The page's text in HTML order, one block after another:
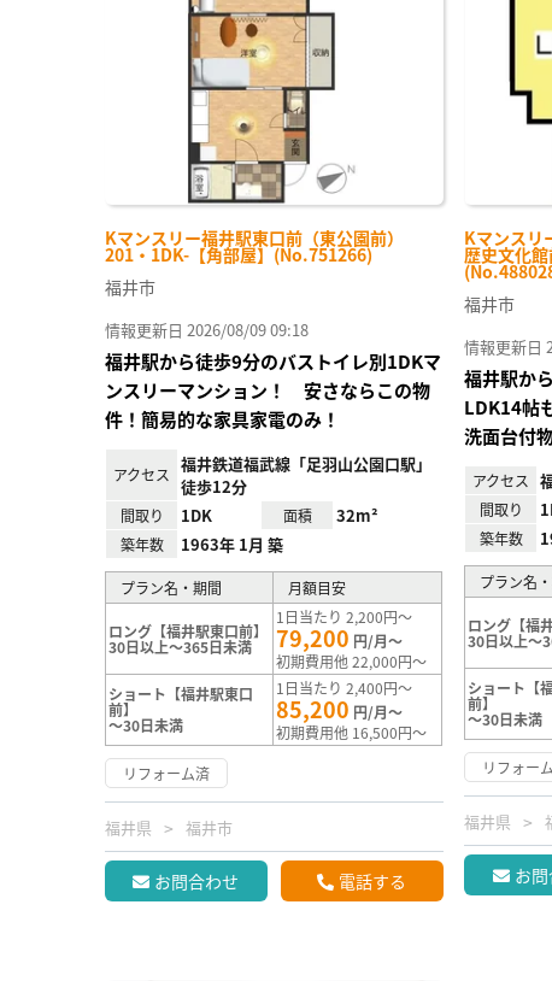
Kマンスリー福井駅東口前（東公園前）
201・1DK-【角部屋】(No.751266)
福井市
情報更新日 2026/08/09 09:18
福井駅から徒歩9分のバストイレ別1DKマ
ンスリーマンション！ 安さならこの物
件！簡易的な家具家電のみ！
アクセス
福井鉄道福武線「足羽山公園口駅」
徒歩12分
間取り 1DK 面積 32m²
築年数 1963年 1月 築
プラン名・期間 月額目安
ロング【福井駅東口前】
30日以上～365日未満
1日当たり 2,200円～
79,200 円/月～
初期費用他 22,000円～
ショート【福井駅東口
前】
～30日未満
1日当たり 2,400円～
85,200 円/月～
初期費用他 16,500円～
リフォーム済
福井県 福井市
お問合わせ 電話する
Kマンスリ
歴史文化館
福井市
情報更新日
福井駅か
LDK14帖
洗面台付
アクセス
間取り
築年数
プラン名
ロング【福
30日以上～
ショート【
前】
～30日未満
リフォー
福井県
お